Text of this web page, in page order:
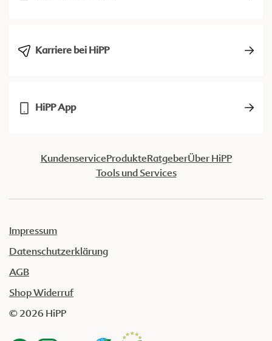
Karriere bei HiPP
HiPP App
KundenserviceProdukteRatgeberÜber HiPP
Tools und Services
Impressum
Datenschutzerklärung
AGB
Shop Widerruf
© 2026 HiPP